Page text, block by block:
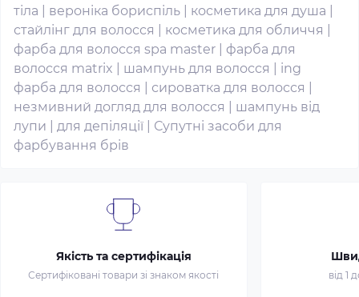
тіла
вероніка бориспіль косметика для душа
стайлінг для волосся
косметика для обличчя
фарба для волосся spa master
фарба для
волосся matrix
шампунь для волосся
ing
фарба для волосся
сироватка для волосся
незмивний догляд для волосся
шампунь від
лупи
для депіляції
Супутні засоби для
фарбування брів
Якість та сертифікація
Сертифіковані товари зі знаком якості від 1